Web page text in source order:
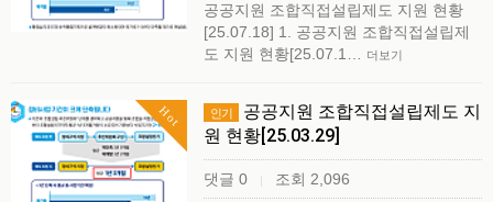
공공지원 조합직접설립제도 지원 현황
[25.07.18] 1. 공공지원 조합직접설립제
도 지원 현황[25.07.1… 더보기
Hot 인기
공공지원 조합직접설립제도 지
원 현황[25.03.29]
댓글 0 조회 2,096